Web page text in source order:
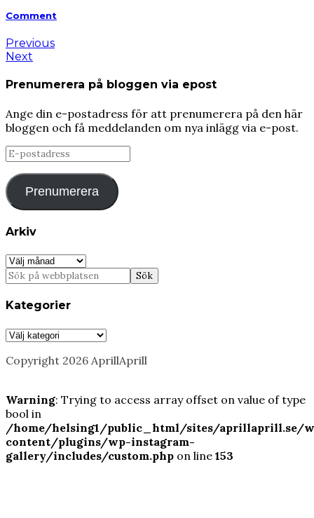
Comment
Previous
Next
Prenumerera på bloggen via epost
Ange din e-postadress för att prenumerera på den här
bloggen och få meddelanden om nya inlägg via e-post.
E-
postadress
Prenumerera
Arkiv
Arkiv
Kategorier
Kategorier
Copyright 2026 AprillAprill
Warning: Trying to access array offset on value of type
bool in
/home/helsing1/public_html/sites/aprillaprill.se/
content/plugins/wp-instagram-
gallery/includes/custom.php on line 153